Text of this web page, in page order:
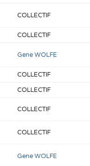
COLLECTIF
COLLECTIF
Gene WOLFE
COLLECTIF
COLLECTIF
COLLECTIF
COLLECTIF
Gene WOLFE